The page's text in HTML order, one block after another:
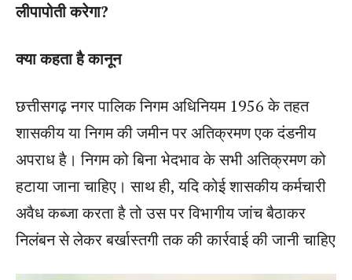
लीपापोती करेगा?
क्या कहता है कानून
छत्तीसगढ़ नगर पालिक निगम अधिनियम 1956 के तहत
शासकीय या निगम की जमीन पर अतिक्रमण एक दंडनीय
अपराध है। निगम को बिना भेदभाव के सभी अतिक्रमण को
हटाया जाना चाहिए। साथ ही, यदि कोई शासकीय कर्मचारी
अवैध कब्जा करता है तो उस पर विभागीय जांच बैठाकर
निलंबन से लेकर बर्खास्तगी तक की कार्रवाई की जानी चाहिए